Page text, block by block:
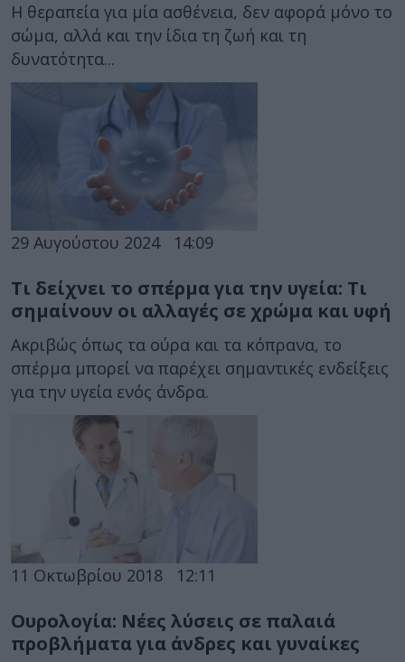
Η θεραπεία για μία ασθένεια, δεν αφορά μόνο το
σώμα, αλλά και την ίδια τη ζωή και τη
δυνατότητα...
29 Αυγούστου 2024 14:09
Τι δείχνει το σπέρμα για την υγεία: Τι
σημαίνουν οι αλλαγές σε χρώμα και υφή
Ακριβώς όπως τα ούρα και τα κόπρανα, το
σπέρμα μπορεί να παρέχει σημαντικές ενδείξεις
για την υγεία ενός άνδρα.
11 Οκτωβρίου 2018 12:11
Ουρολογία: Νέες λύσεις σε παλαιά
προβλήματα για άνδρες και γυναίκες